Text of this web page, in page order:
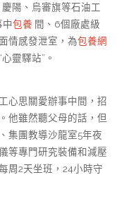
陽、烏審旗等石油工
中包養 間、6個廠處級
情感發泄室，為包養網
靈驛站”。
思關愛辦事中間，招
他雖然聽父母的話，但
集團教導沙龍室5年夜
等專門研究裝備和減壓
周2天坐班，24小時守